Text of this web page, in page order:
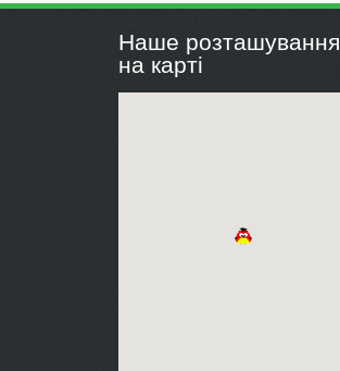
Наше розташування
на карті